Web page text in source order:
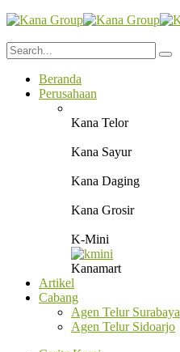
Beranda
Perusahaan
Kana Telor
Kana Sayur
Kana Daging
Kana Grosir
K-Mini
Kanamart
Artikel
Cabang
Agen Telur Surabaya
Agen Telur Sidoarjo